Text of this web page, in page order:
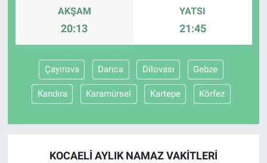
AKŞAM
20:13
YATSI
21:45
Çayırova Darıca Dilovası Gebze
Kandıra Karamürsel Kartepe Körfez
KOCAELI AYLIK NAMAZ VAKITLERI